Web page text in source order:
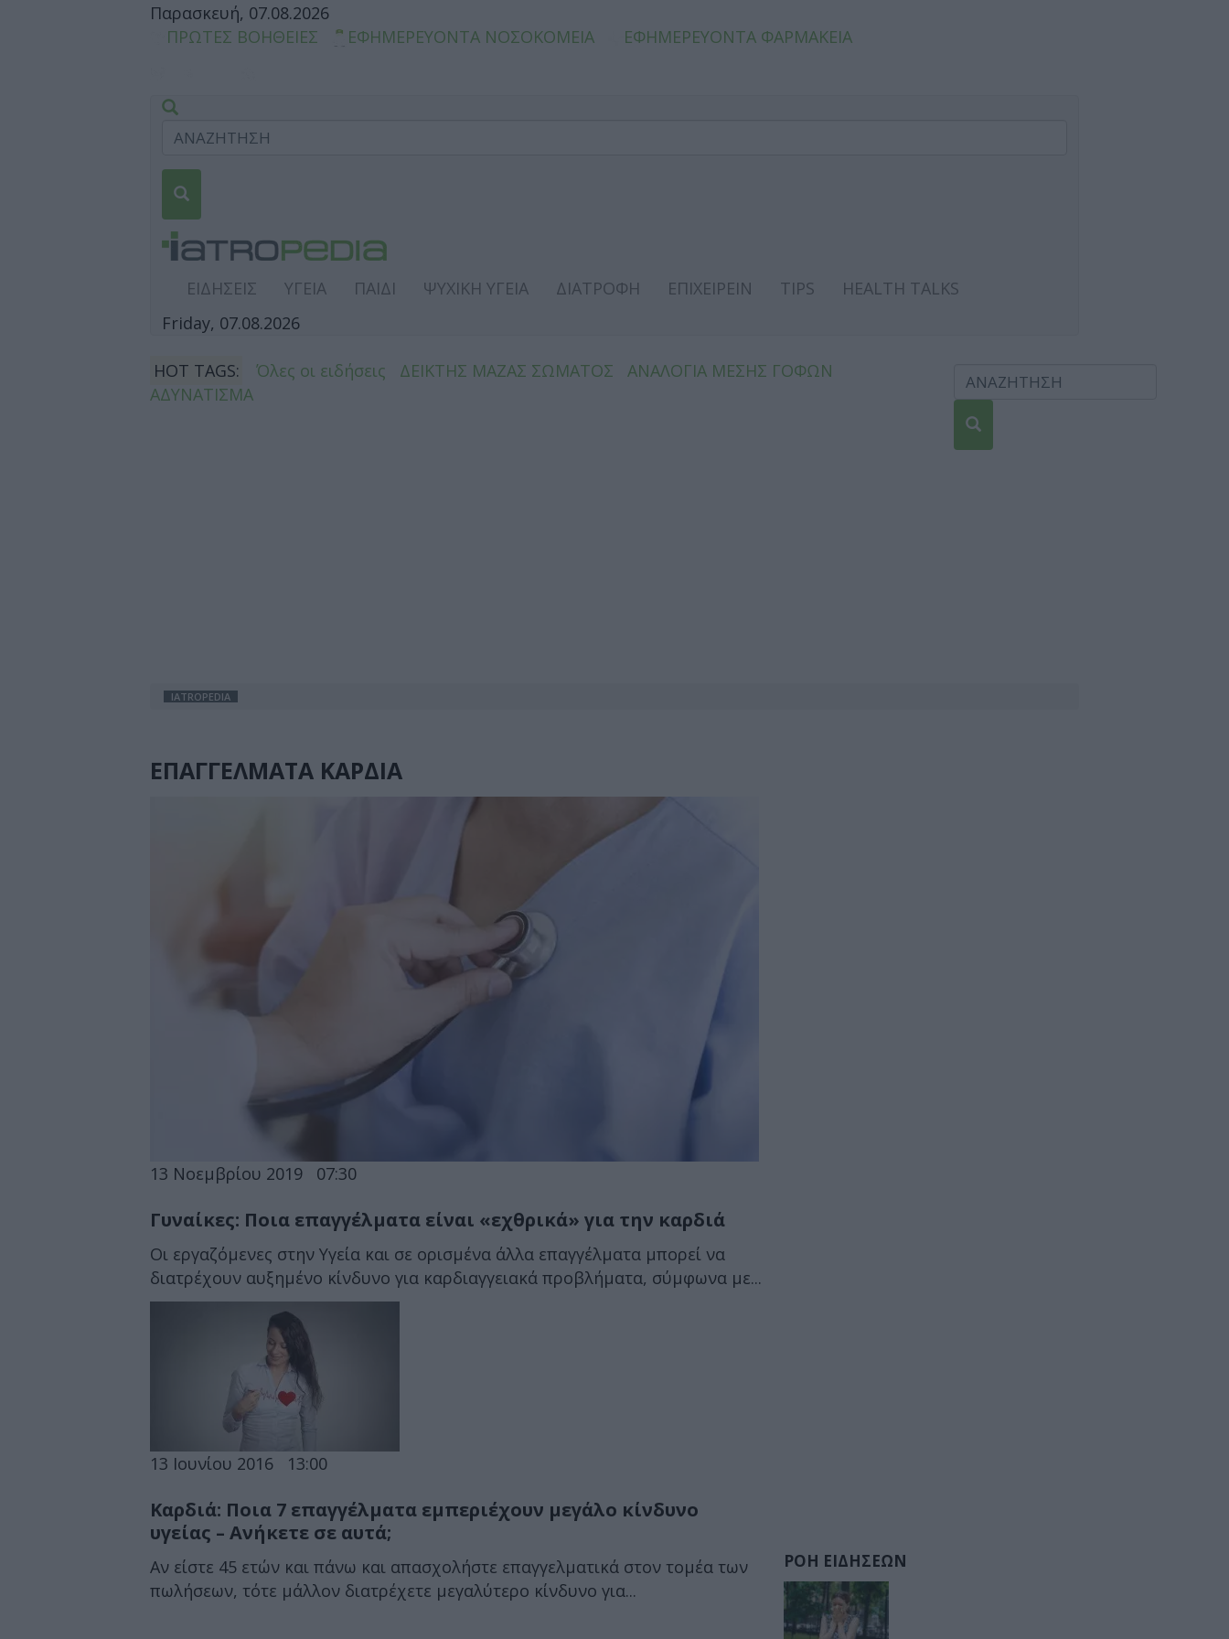
Παρασκευή, 07.08.2026
ΠΡΩΤΕΣ ΒΟΗΘΕΙΕΣ
ΕΦΗΜΕΡΕΥΟΝΤΑ ΝΟΣΟΚΟΜΕΙΑ ΕΦΗΜΕΡΕΥΟΝΤΑ ΦΑΡΜΑΚΕΙΑ
ΕΙΔΗΣΕΙΣ ΥΓΕΙΑ ΠΑΙΔΙ ΨΥΧΙΚΗ ΥΓΕΙΑ ΔΙΑΤΡΟΦΗ ΕΠΙΧΕΙΡΕΙΝ TIPS
HEALTH TALKS
Friday, 07.08.2026
HOT TAGS: Όλες οι ειδήσεις ΔΕΙΚΤΗΣ ΜΑΖΑΣ ΣΩΜΑΤΟΣ
ΑΝΑΛΟΓΙΑ ΜΕΣΗΣ ΓΟΦΩΝ
ΑΔΥΝΑΤΙΣΜΑ
IATROPEDIA
ΕΠΑΓΓΕΛΜΑΤΑ ΚΑΡΔΙΑ
13 Νοεμβρίου 2019 07:30
Γυναίκες: Ποια επαγγέλματα είναι «εχθρικά» για την καρδιά
Οι εργαζόμενες στην Υγεία και σε ορισμένα άλλα επαγγέλματα μπορεί να
διατρέχουν αυξημένο κίνδυνο για καρδιαγγειακά προβλήματα, σύμφωνα με...
13 Ιουνίου 2016 13:00
Καρδιά: Ποια 7 επαγγέλματα εμπεριέχουν μεγάλο κίνδυνο
υγείας – Ανήκετε σε αυτά;
Αν είστε 45 ετών και πάνω και απασχολήστε επαγγελματικά στον τομέα των
πωλήσεων, τότε μάλλον διατρέχετε μεγαλύτερο κίνδυνο για...
ΡΟΗ ΕΙΔΗΣΕΩΝ